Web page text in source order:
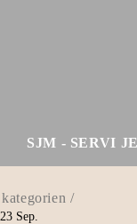
SJM - SERVI
23 Sep.